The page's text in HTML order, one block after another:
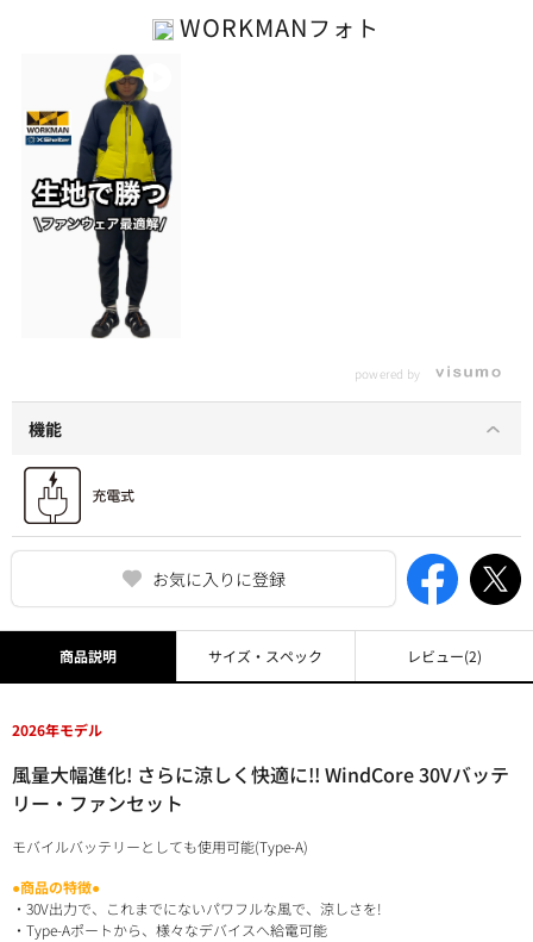
お気に入りに登録
WORKMANフォト
powered by
機能
商品説明
2026年モデル
風量大幅進化! さらに涼しく快適に!! WindCore 30Vバッテ
リー・ファンセット
モバイルバッテリーとしても使用可能(Type-A)
●商品の特徴●
・30V出力で、これまでにないパワフルな風で、涼しさを!
・Type-Aポートから、様々なデバイスへ給電可能
サイズ・スペック レビュー(2)